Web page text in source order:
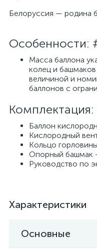
Белоруссия — родина
Особенности:
Масса баллона
колец и
величиной и
баллонов с
Баллон
Кислородный
Кольцо
Опорный башмак
Руководство по
Характеристики
Основные